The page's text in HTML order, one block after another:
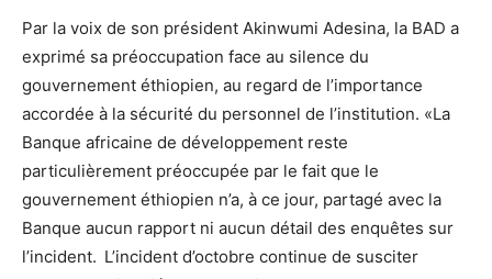
Par la voix de son président Akinwumi Adesina, la BAD a
exprimé sa préoccupation face au silence du
gouvernement éthiopien, au regard de l’importance
accordée à la sécurité du personnel de l’institution. «La
Banque africaine de développement reste
particulièrement préoccupée par le fait que le
gouvernement éthiopien n’a, à ce jour, partagé avec la
Banque aucun rapport ni aucun détail des enquêtes sur
l’incident. L’incident d’octobre continue de susciter